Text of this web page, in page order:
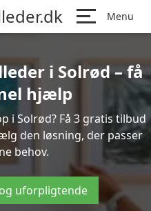
Menu
i Solrød – få
hjælp
i Solrød? Få 3 gratis tilbud
den løsning, der passer
behov.
uforpligtende